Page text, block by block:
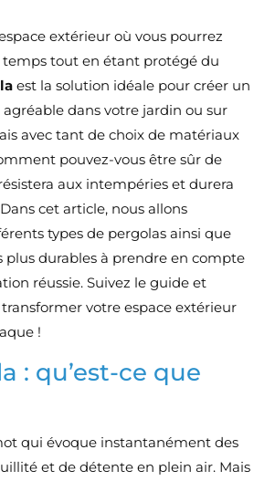
extérieur où vous pourrez
tout en étant protégé du
est la solution idéale pour créer un
dans votre jardin ou sur
avec tant de choix de matériaux
pouvez-vous être sûr de
aux intempéries et durera
cet article, nous allons
types de pergolas ainsi que
plus durables à prendre en compte
réussie. Suivez le guide et
votre espace extérieur
!
: qu’est-ce que
qui évoque instantanément des
et de détente en plein air. Mais